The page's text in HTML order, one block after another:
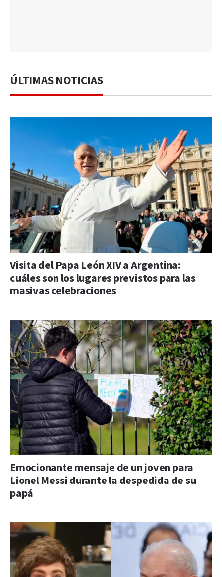
ÚLTIMAS NOTICIAS
Visita del Papa León XIV a Argentina:
cuáles son los lugares previstos para las
masivas celebraciones
Emocionante mensaje de un joven para
Lionel Messi durante la despedida de su
papá